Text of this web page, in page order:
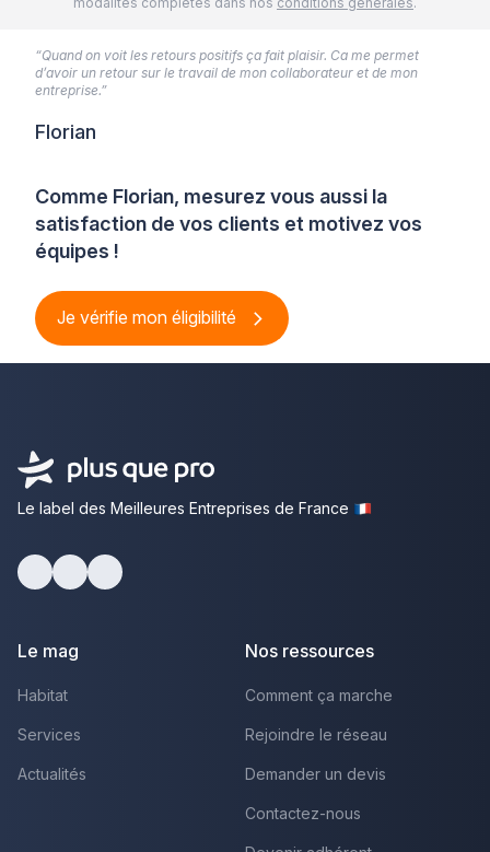
Comme Florian, mesurez vous aussi la
satisfaction de vos clients et motivez vos
équipes !
Je vérifie mon éligibilité
“Quand on voit les retours positifs ça fait plaisir. Ca me permet
d’avoir un retour sur le travail de mon collaborateur et de mon
entreprise.”
Florian
Le label des Meilleures Entreprises de France
Le mag
Habitat
Services
Actualités
Nos ressources
Comment ça marche
Rejoindre le réseau
Demander un devis
Contactez-nous